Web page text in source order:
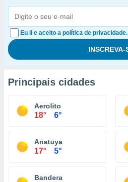
Eu li e aceito a política de privacidade.
Principais cidades
Aerolito
18° 6°
Anatuya
17° 5°
Bandera